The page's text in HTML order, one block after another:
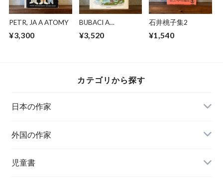
PETR, JA A ATOMY
¥3,300
BUBACI A
¥3,520
石井桃子集2
¥1,540
カテゴリから探す
日本の作家
外国の作家
チェコ
児童書